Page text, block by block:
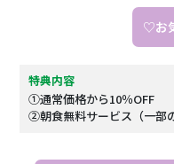
♡お
特典内容
①通常価格から10％OFF
②朝食無料サービス（一部